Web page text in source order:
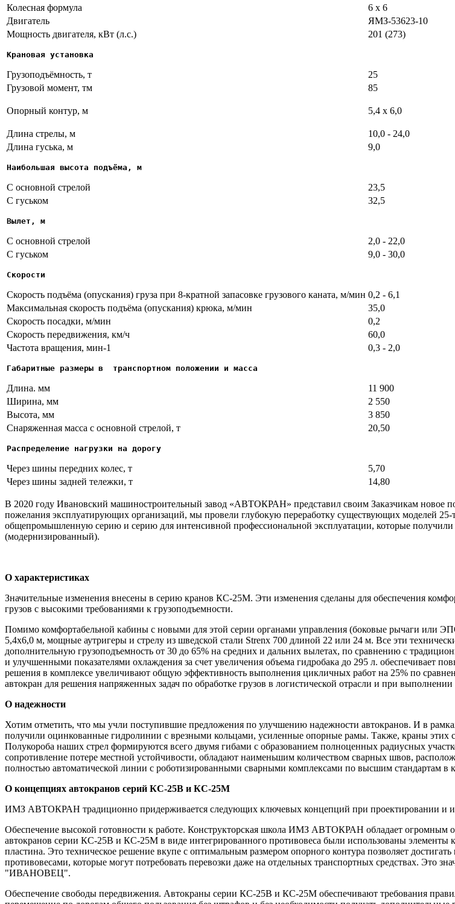
Колесная формула
6 х 6
Двигатель
ЯМЗ-53623-10
Мощность двигателя, кВт (л.с.)
201 (273)
Крановая установка
Грузоподъёмность, т
25
Грузовой момент, тм
85
Опорный контур, м 5,4 х 6,0
Длина стрелы, м
10,0 - 24,0
Длина гуська, м
9,0
Наибольшая высота подъёма, м
С основной стрелой
23,5
С гуськом
32,5
Вылет, м
С основной стрелой
2,0 - 22,0
С гуськом
9,0 - 30,0
Скорости
Скорость подъёма (опускания) груза при 8-кратной запасовке грузового каната, м/мин 0,2 - 6,1
Максимальная скорость подъёма (опускания) крюка, м/мин
35,0
Скорость посадки, м/мин
0,2
Скорость передвижения, км/ч
60,0
Частота вращения, мин-1
0,3 - 2,0
Габаритные размеры в  транспортном положении и масса
Длина. мм
11 900
Ширина, мм
2 550
Высота, мм
3 850
Снаряженная масса с основной стрелой, т
20,50
Распределение нагрузки на дорогу
Через шины передних колес, т
5,70
Через шины задней тележки, т
14,80
В 2020 году Ивановский машиностроительный завод «АВТОКРАН» представил своим Заказчикам
пожелания эксплуатирующих организаций, мы провели глубокую переработку существующих моделей 25-
общепромышленную серию и серию для интенсивной профессиональной эксплуатации, которые
(модернизированный).
О характеристиках
Значительные изменения внесены в серию кранов КС-25М. Эти изменения сделаны для обеспечения
грузов с высокими требованиями к грузоподъемности.
Помимо комфортабельной кабины с новыми для этой серии органами управления (боковые рычаги или
5,4х6,0 м, мощные аутригеры и стрелу из шведской стали Strenx 700 длиной 22 или 24 м. Все эти
дополнительную грузоподъемность от 30 до 65% на средних и дальних вылетах, по сравнению с
и улучшенными показателями охлаждения за счет увеличения объема гидробака до 295 л. обеспечивает
решения в комплексе увеличивают общую эффективность выполнения цикличных работ на 25% по
автокран для решения напряженных задач по обработке грузов в логистической отрасли и при
О надежности
Хотим отметить, что мы учли поступившие предложения по улучшению надежности автокранов. И в
получили оцинкованные гидролинии с врезными кольцами, усиленные опорные рамы. Также, краны
Полукороба наших стрел формируются всего двумя гибами с образованием полноценных радиусных
сопротивление потере местной устойчивости, обладают наименьшим количеством сварных швов,
полностью автоматической линии с роботизированными сварными комплексами по высшим стандартам в
О концепциях автокранов серий КС-25В и КС-25М
ИМЗ АВТОКРАН традиционно придерживается следующих ключевых концепций при проектировании и
Обеспечение высокой готовности к работе. Конструкторская школа ИМЗ АВТОКРАН обладает огромным
автокранов серии КС-25В и КС-25М в виде интегрированного противовеса были использованы элементы
пластина. Это техническое решение вкупе с оптимальным размером опорного контура позволяет
противовесами, которые могут потребовать перевозки даже на отдельных транспортных средствах. Это
"ИВАНОВЕЦ".
Обеспечение свободы передвижения. Автокраны серии КС-25В и КС-25М обеспечивают требования